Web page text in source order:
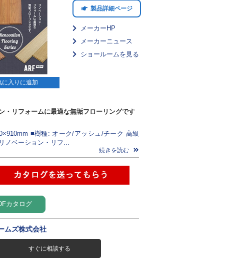
に入りに追加
製品詳細ページ
メーカーHP
メーカーニュース
ショールームを見る
・リフォームに最適な無垢フローリングです
■樹種: オーク/アッシュ/チーク 高級
ノベーション・リフ...
続きを読む
カタログ
ムズ株式会社
すぐに相談する